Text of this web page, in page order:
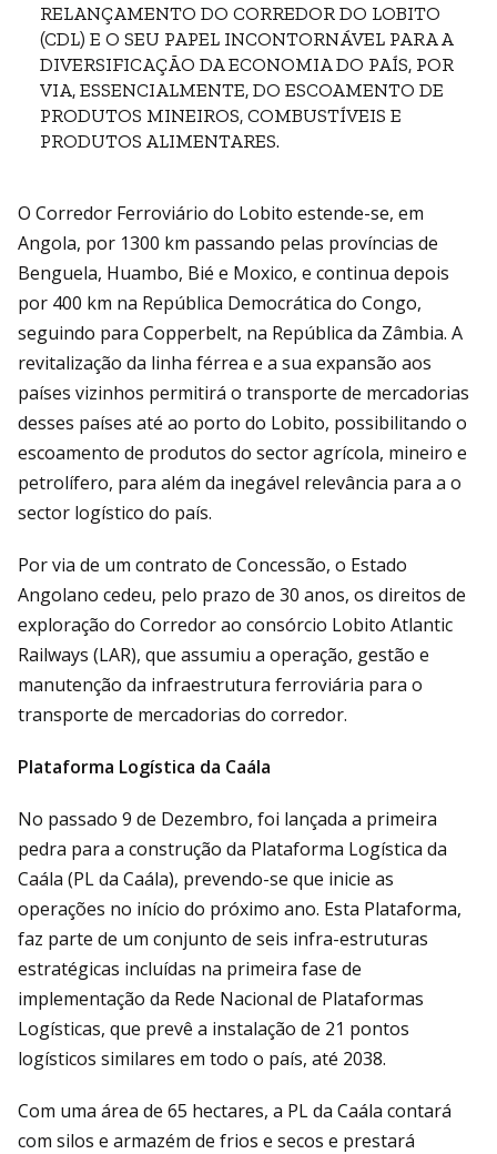
RELANÇAMENTO DO CORREDOR DO LOBITO
(CDL) E O SEU PAPEL INCONTORNÁVEL PARA A
DIVERSIFICAÇÃO DA ECONOMIA DO PAÍS, POR
VIA, ESSENCIALMENTE, DO ESCOAMENTO DE
PRODUTOS MINEIROS, COMBUSTÍVEIS E
PRODUTOS ALIMENTARES.
O Corredor Ferroviário do Lobito estende-se, em
Angola, por 1300 km passando pelas províncias de
Benguela, Huambo, Bié e Moxico, e continua depois
por 400 km na República Democrática do Congo,
seguindo para Copperbelt, na República da Zâmbia. A
revitalização da linha férrea e a sua expansão aos
países vizinhos permitirá o transporte de mercadorias
desses países até ao porto do Lobito, possibilitando o
escoamento de produtos do sector agrícola, mineiro e
petrolífero, para além da inegável relevância para a o
sector logístico do país.
Por via de um contrato de Concessão, o Estado
Angolano cedeu, pelo prazo de 30 anos, os direitos de
exploração do Corredor ao consórcio Lobito Atlantic
Railways (LAR), que assumiu a operação, gestão e
manutenção da infraestrutura ferroviária para o
transporte de mercadorias do corredor.
Plataforma Logística da Caála
No passado 9 de Dezembro, foi lançada a primeira
pedra para a construção da Plataforma Logística da
Caála (PL da Caála), prevendo-se que inicie as
operações no início do próximo ano. Esta Plataforma,
faz parte de um conjunto de seis infra-estruturas
estratégicas incluídas na primeira fase de
implementação da Rede Nacional de Plataformas
Logísticas, que prevê a instalação de 21 pontos
logísticos similares em todo o país, até 2038.
Com uma área de 65 hectares, a PL da Caála contará
com silos e armazém de frios e secos e prestará